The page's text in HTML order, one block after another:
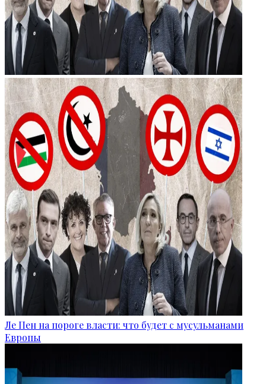
Ле Пен на пороге власти: что будет с мусульманами
Европы